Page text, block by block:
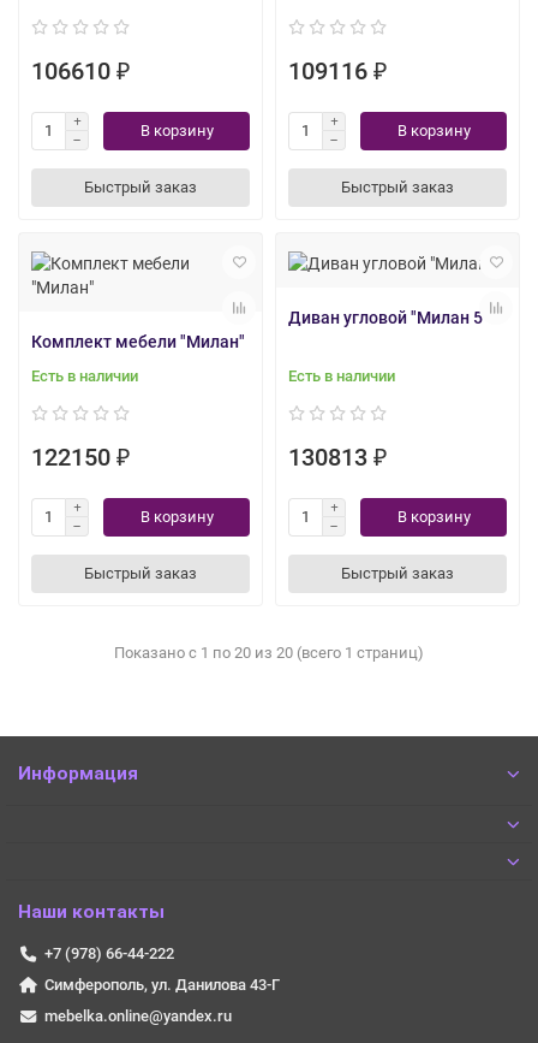
106610 ₽
В корзину
Быстрый заказ
109116 ₽
В корзину
Быстрый заказ
Комплект мебели "Милан"
Есть в наличии
122150 ₽
В корзину
Быстрый заказ
Диван угловой "Милан 5"
Есть в наличии
130813 ₽
В корзину
Быстрый заказ
Показано с 1 по 20 из 20 (всего 1 страниц)
Информация
Наши контакты
+7 (978) 66-44-222
Симферополь, ул. Данилова 43-Г
mebelka.online@yandex.ru